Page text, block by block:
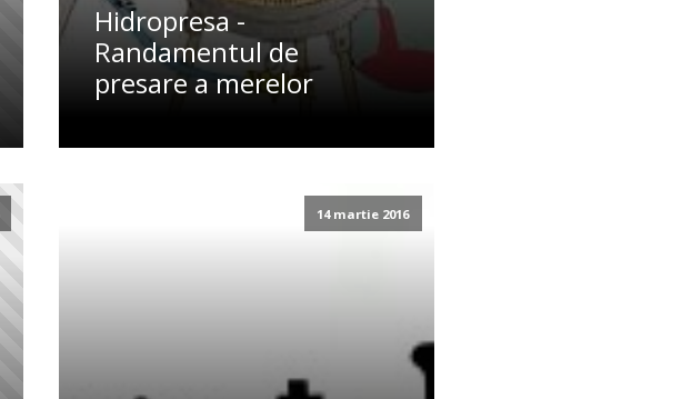
Hidropresa -
Randamentul de
presare a merelor
14 martie 2016